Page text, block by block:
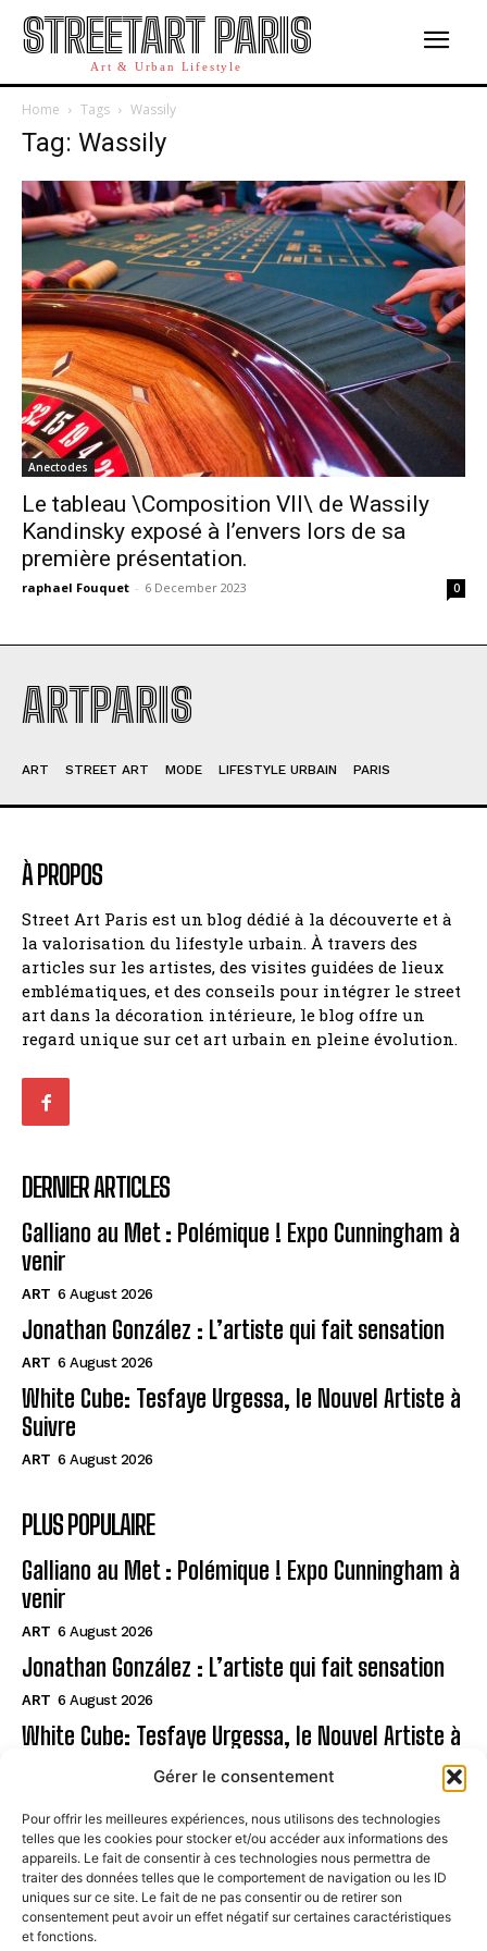
Gérer le consentement
Pour offrir les meilleures expériences, nous utilisons des technologies
telles que les cookies pour stocker et/ou accéder aux informations des
appareils. Le fait de consentir à ces technologies nous permettra de
traiter des données telles que le comportement de navigation ou les ID
uniques sur ce site. Le fait de ne pas consentir ou de retirer son
consentement peut avoir un effet négatif sur certaines caractéristiques
et fonctions.
STREETART PARIS
Art & Urban Lifestyle
Home Tags Wassily
Tag: Wassily
Anectodes
Le tableau \Composition VII\ de Wassily
Kandinsky exposé à lʼenvers lors de sa
première présentation.
raphael Fouquet - 6 December 2023 0
ARTPARIS
ART STREET ART MODE LIFESTYLE URBAIN PARIS
À PROPOS
Street Art Paris est un blog dédié à la découverte et à
la valorisation du lifestyle urbain. À travers des
articles sur les artistes, des visites guidées de lieux
emblématiques, et des conseils pour intégrer le street
art dans la décoration intérieure, le blog offre un
regard unique sur cet art urbain en pleine évolution.
DERNIER ARTICLES
Galliano au Met : Polémique ! Expo Cunningham à
venir
ART 6 August 2026
Jonathan González : L’artiste qui fait sensation
ART 6 August 2026
White Cube: Tesfaye Urgessa, le Nouvel Artiste à
Suivre
ART 6 August 2026
PLUS POPULAIRE
Galliano au Met : Polémique ! Expo Cunningham à
venir
ART 6 August 2026
Jonathan González : L’artiste qui fait sensation
ART 6 August 2026
White Cube: Tesfaye Urgessa, le Nouvel Artiste à
Page
CONTACT